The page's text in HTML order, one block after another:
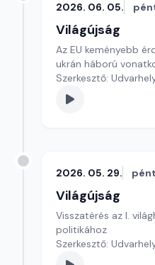
2026. 06. 05.
Világújság
Az EU keményebb
ukrán háború
Szerkesztő:
2026. 05. 29.
Világújság
Visszatérés az I.
politikához
Szerkesztő: